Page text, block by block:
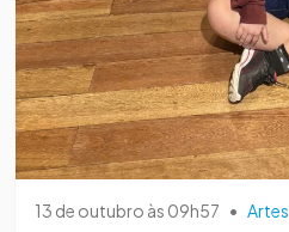
13 de outubro às 09h57 • Artes